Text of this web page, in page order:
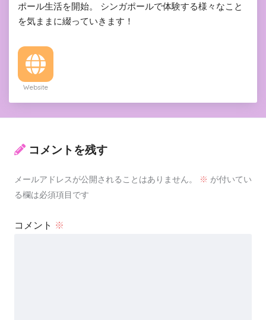
ポール生活を開始。 シンガポールで体験する様々なこと
を気ままに綴っていきます！
Website
コメントを残す
メールアドレスが公開されることはありません。 ※ が付いてい
る欄は必須項目です
コメント ※